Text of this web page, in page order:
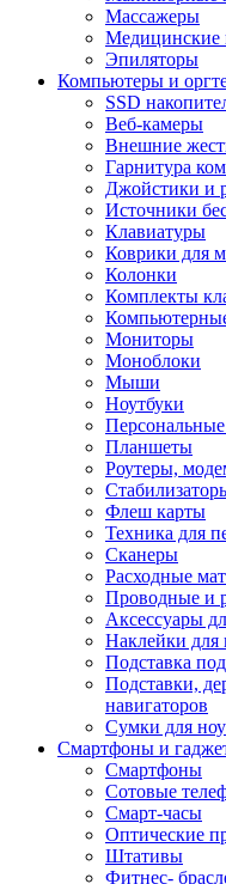
Массажеры
Медицинские
Эпиляторы
Компьютеры и
SSD
Веб-камеры
Внешние
Гарнитура
Джойстики и
Источники
Клавиатуры
Коврики для
Колонки
Комплекты
Мониторы
Моноблоки
Мыши
Ноутбуки
Планшеты
Роутеры,
Флеш карты
Техника для
Сканеры
Расходные
Проводные и
Аксессуары
Наклейки для
Подставка
Подставки,
навигаторов
Сумки для
Смартфоны и
Смартфоны
Сотовые
Смарт-часы
Оптические
Штативы
Фитнес-